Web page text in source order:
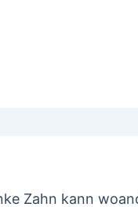
Zahn kann